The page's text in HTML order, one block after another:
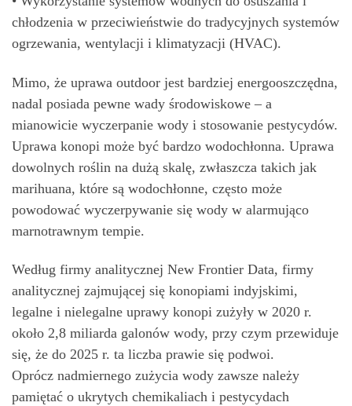
chłodzenia w przeciwieństwie do tradycyjnych systemów
ogrzewania, wentylacji i klimatyzacji (HVAC).
Mimo, że uprawa outdoor jest bardziej energooszczędna,
nadal posiada pewne wady środowiskowe – a
mianowicie wyczerpanie wody i stosowanie pestycydów.
Uprawa konopi może być bardzo wodochłonna. Uprawa
dowolnych roślin na dużą skalę, zwłaszcza takich jak
marihuana, które są wodochłonne, często może
powodować wyczerpywanie się wody w alarmująco
marnotrawnym tempie.
Według firmy analitycznej New Frontier Data, firmy
analitycznej zajmującej się konopiami indyjskimi,
legalne i nielegalne uprawy konopi zużyły w 2020 r.
około 2,8 miliarda galonów wody, przy czym przewiduje
się, że do 2025 r. ta liczba prawie się podwoi.
Oprócz nadmiernego zużycia wody zawsze należy
pamiętać o ukrytych chemikaliach i pestycydach